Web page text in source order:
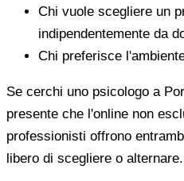
Chi vuole scegliere un
indipendentemente da
Chi preferisce
Se cerchi uno psicologo a
presente che l'online non
professionisti offrono
libero di scegliere o alternare.